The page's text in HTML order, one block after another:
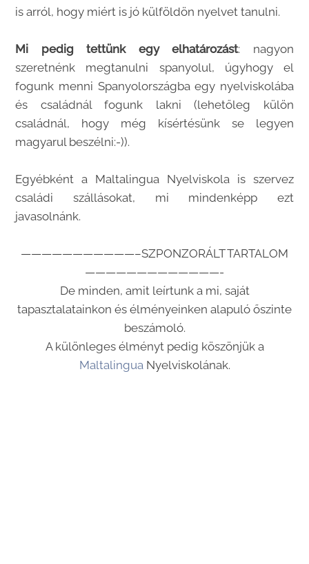
is arról, hogy miért is jó külföldön nyelvet tanulni.
Mi pedig tettünk egy elhatározást: nagyon
szeretnénk megtanulni spanyolul, úgyhogy el
fogunk menni Spanyolországba egy nyelviskolába
és családnál fogunk lakni (lehetőleg külön
családnál, hogy még kísértésünk se legyen
magyarul beszélni:-)).
Egyébként a Maltalingua Nyelviskola is szervez
családi szállásokat, mi mindenképp ezt
javasolnánk.
———————————–SZPONZORÁLT TARTALOM
—————————————-
De minden, amit leírtunk a mi, saját
tapasztalatainkon és élményeinken alapuló őszinte
beszámoló.
A különleges élményt pedig köszönjük a
MaltalinguaNyelviskolának.